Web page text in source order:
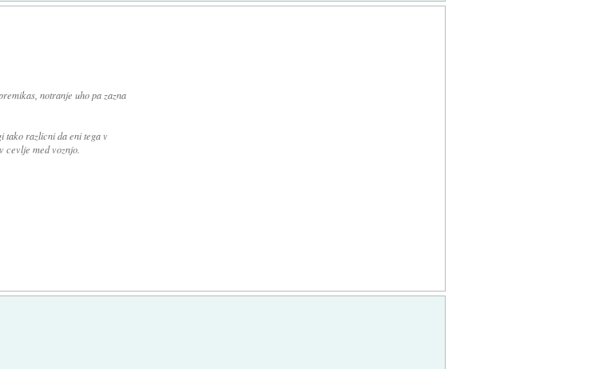
notranje uho pa zazna
tako razlicni da eni tega v
cevlje med voznjo.